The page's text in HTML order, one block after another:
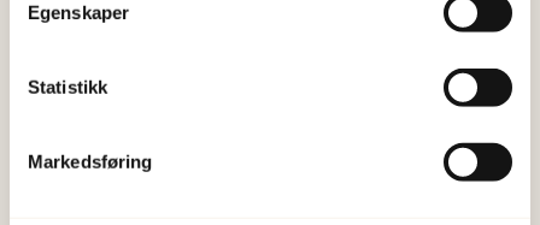
Egenskaper
Statistikk
Markedsføring
NKVTS utvikler og sprer kunnskap og kompetanse
om vold og traumatisk stress. Formålet er å bidra